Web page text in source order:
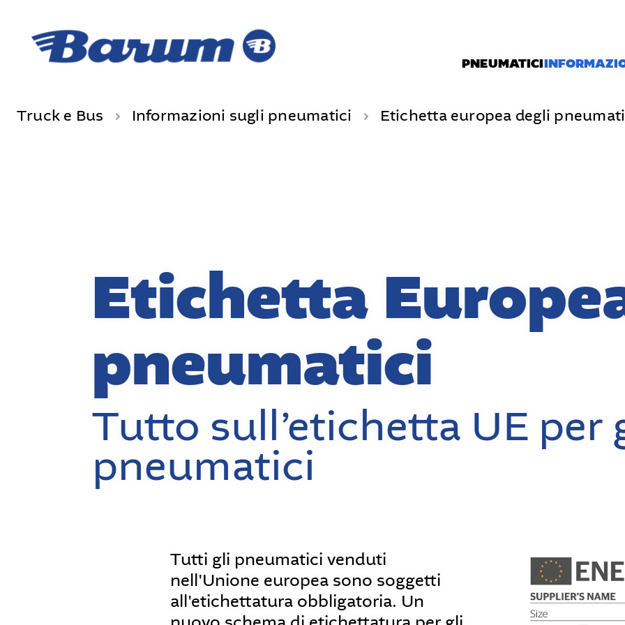
PNEUMATICI
Truck e Bus Informazioni sugli pneumatici Etichetta europea degli
Etichetta
pneumatici
Tutto sull’etichetta UE per
pneumatici
Tutti gli pneumatici venduti
nell'Unione europea sono soggetti
all'etichettatura obbligatoria. Un